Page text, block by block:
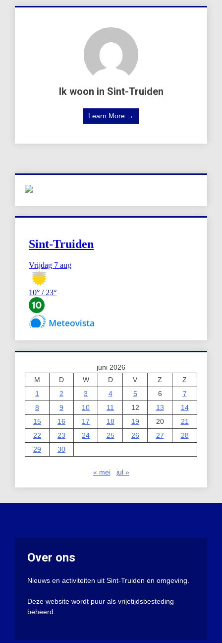
Ik woon in Sint-Truiden
Learn More →
juni 2026
M
D W D V Z
Z
1
2 3 4 5 6
7
8
9 10 11 12 13
14
15
16 17 18 19 20
21
22
23 24 25 26 27
28
29
30
« mei jul »
Over ons
Nieuws en activiteiten uit Sint-Truiden en omgeving.
Deze website wordt puur als vrijetijdsbesteding
beheerd.